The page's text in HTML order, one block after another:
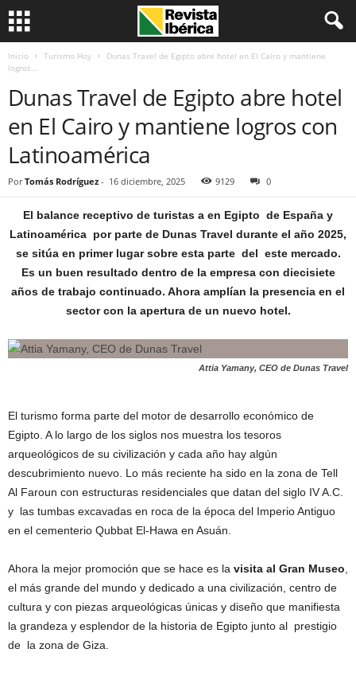
Inicio Turismo Hoy
Dunas Travel de Egipto abre hotel en El Cairo y mantiene
logros...
Dunas Travel de Egipto abre hotel
en El Cairo y mantiene logros con
Latinoamérica
Por Tomás Rodríguez - 16 diciembre, 2025 9129 0
El balance receptivo de turistas a en Egipto de España y
Latinoamérica por parte de Dunas Travel durante el año 2025,
se sitúa en primer lugar sobre esta parte del este mercado.
Es un buen resultado dentro de la empresa con diecisiete
años de trabajo continuado. Ahora amplían la presencia en el
sector con la apertura de un nuevo hotel.
Attia Yamany, CEO de Dunas Travel
El turismo forma parte del motor de desarrollo económico de
Egipto. A lo largo de los siglos nos muestra los tesoros
arqueológicos de su civilización y cada año hay algún
descubrimiento nuevo. Lo más reciente ha sido en la zona de Tell
Al Faroun con estructuras residenciales que datan del siglo IV A.C.
y las tumbas excavadas en roca de la época del Imperio Antiguo
en el cementerio Qubbat El-Hawa en Asuán.
Ahora la mejor promoción que se hace es la visita al Gran Museo
el más grande del mundo y dedicado a una civilización, centro de
cultura y con piezas arqueológicas únicas y diseño que manifiesta
la grandeza y esplendor de la historia de Egipto junto al prestigio
de la zona de Giza.